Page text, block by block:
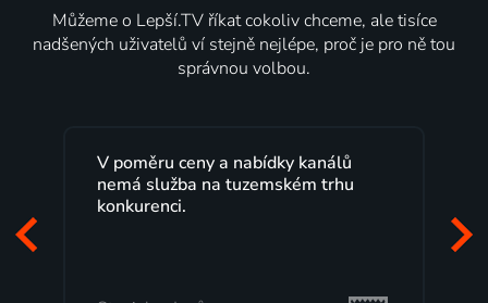
Můžeme o Lepší.TV říkat cokoliv chceme, ale tisíce
nadšených uživatelů ví stejně nejlépe, proč je pro ně tou
správnou volbou.
Lepší.TV sleduji už několik let s
maximální spokojeností. Velký výběr
programů a nemuset běžet k TV na
začátek programu, to je přesně to, co